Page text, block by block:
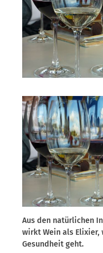
Aus den natürlichen
wirkt Wein als Elixier,
Gesundheit geht.